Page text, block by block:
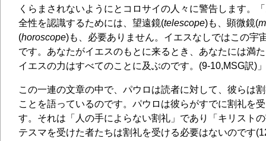
くらまされないようにとコロサイの人々に警告します。
全性を認識するためには、望遠鏡(telescope)も、顕微鏡(
(horoscope)も、必要ありません。イエスなしではこの宇
です。あなたがイエスのもとに来るとき、あなたには満
イエスの力はすべてのことに及ぶのです。(9-10,MSG訳)」
この一連の文章の中で、パウロは読者に対して、彼らは
ことを語っているのです。パウロは彼らがすでに割礼を
す。それは「人の手によらない割礼」であり「キリスト
テスマを受けた者たちは割礼を受ける必要はないのです